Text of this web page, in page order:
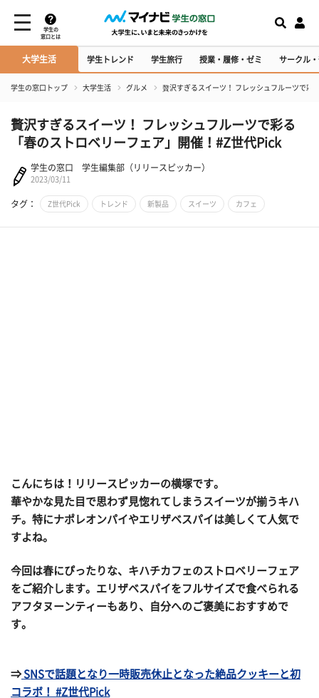
学生の
窓口とは
大学生活 学生トレンド 学生旅行 授業・履修・ゼミ サークル
学生の窓口トップ 大学生活 グルメ 贅沢すぎるスイーツ！ フレッシュフルーツで彩
贅沢すぎるスイーツ！ フレッシュフルーツで彩る
「春のストロベリーフェア」開催！#Z世代Pick
学生の窓口 学生編集部（リリースピッカー）
2023/03/11
タグ： Z世代Pick トレンド 新製品 スイーツ カフェ
こんにちは！リリースピッカーの横塚です。
華やかな見た目で思わず見惚れてしまうスイーツが揃うキハ
チ。特にナポレオンパイやエリザベスパイは美しくて人気で
すよね。
今回は春にぴったりな、キハチカフェのストロベリーフェア
をご紹介します。エリザベスパイをフルサイズで食べられる
アフタヌーンティーもあり、自分へのご褒美におすすめで
す。
⇒SNSで話題となり一時販売休止となった絶品クッキーと初
コラボ！ #Z世代Pick